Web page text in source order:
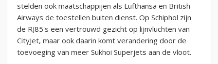
stelden ook maatschappijen als Lufthansa en British
Airways de toestellen buiten dienst. Op Schiphol zijn
de RJ85's een vertrouwd gezicht op lijnvluchten van
CityJet, maar ook daarin komt verandering door de
toevoeging van meer Sukhoi Superjets aan de vloot.